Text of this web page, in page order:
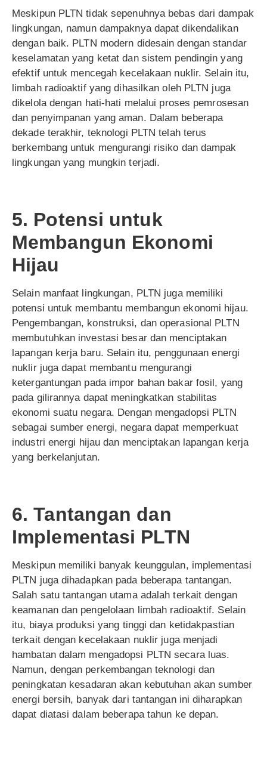
Meskipun PLTN tidak sepenuhnya bebas dari dampak
lingkungan, namun dampaknya dapat dikendalikan
dengan baik. PLTN modern didesain dengan standar
keselamatan yang ketat dan sistem pendingin yang
efektif untuk mencegah kecelakaan nuklir. Selain itu,
limbah radioaktif yang dihasilkan oleh PLTN juga
dikelola dengan hati-hati melalui proses pemrosesan
dan penyimpanan yang aman. Dalam beberapa
dekade terakhir, teknologi PLTN telah terus
berkembang untuk mengurangi risiko dan dampak
lingkungan yang mungkin terjadi.
5. Potensi untuk
Membangun Ekonomi
Hijau
Selain manfaat lingkungan, PLTN juga memiliki
potensi untuk membantu membangun ekonomi hijau.
Pengembangan, konstruksi, dan operasional PLTN
membutuhkan investasi besar dan menciptakan
lapangan kerja baru. Selain itu, penggunaan energi
nuklir juga dapat membantu mengurangi
ketergantungan pada impor bahan bakar fosil, yang
pada gilirannya dapat meningkatkan stabilitas
ekonomi suatu negara. Dengan mengadopsi PLTN
sebagai sumber energi, negara dapat memperkuat
industri energi hijau dan menciptakan lapangan kerja
yang berkelanjutan.
6. Tantangan dan
Implementasi PLTN
Meskipun memiliki banyak keunggulan, implementasi
PLTN juga dihadapkan pada beberapa tantangan.
Salah satu tantangan utama adalah terkait dengan
keamanan dan pengelolaan limbah radioaktif. Selain
itu, biaya produksi yang tinggi dan ketidakpastian
terkait dengan kecelakaan nuklir juga menjadi
hambatan dalam mengadopsi PLTN secara luas.
Namun, dengan perkembangan teknologi dan
peningkatan kesadaran akan kebutuhan akan sumber
energi bersih, banyak dari tantangan ini diharapkan
dapat diatasi dalam beberapa tahun ke depan.